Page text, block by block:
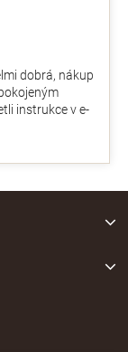
dobrá, nákup
instrukce v e-